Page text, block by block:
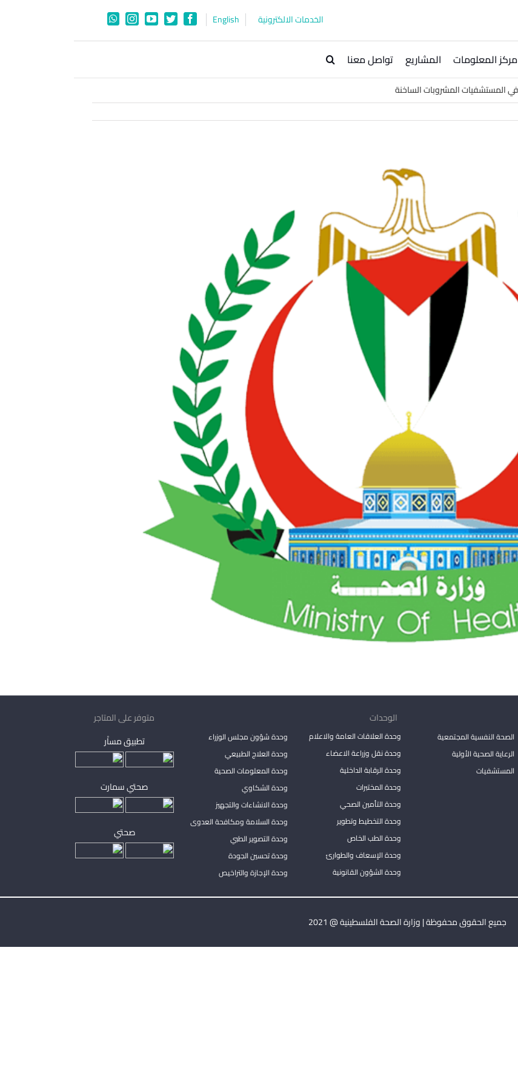
الخدمات الالكترونية English
Facebook
Twitter
YouTube
Instagram
WhatsApp
مركز المعلومات المشاريع تواصل معنا
الصحة النفسية المجتمعية
الرعاية الصحية الأولية
المستشفيات
الوحدات
وحدة العلاقات العامة والاعلام
وحدة نقل وزراعة الاعضاء
وحدة الرقابة الداخلية
وحدة المختبرات
وحدة التأمين الصحي
وحدة التخطيط وتطوير
وحدة الطب الخاص
وحدة الإسعاف والطوارئ
وحدة الشؤون القانونية
وحدة شؤون مجلس الوزراء
وحدة العلاج الطبيعي
وحدة المعلومات الصحية
وحدة الشكاوي
وحدة الانشاءات والتجهيز
وحدة السلامة ومكافحة العدوى
وحدة التصوير الطبي
وحدة تحسين الجودة
وحدة الإجازة والتراخيص
متوفر على المتاجر
تطبيق مساْر
صحتي سمارت
صحتي
جميع الحقوق محفوظة | وزارة الصحة الفلسطينية @ 2021